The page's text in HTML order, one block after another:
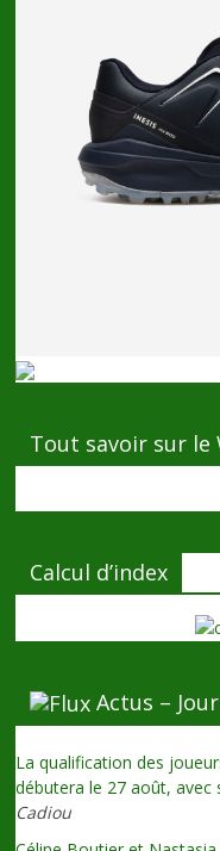
Tout savoir sur le
Calcul d’index
Actus –
La qualification des
débutera le 27 août, avec
Cadiou